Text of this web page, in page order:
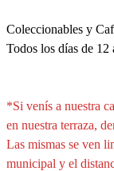
Coleccionables y
Todos los días de 12
*Si venís a nuestra
en nuestra terraza,
Las mismas se ven
municipal y el